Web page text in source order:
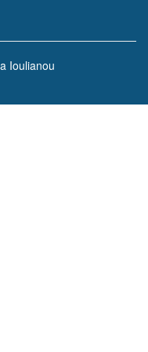
Ioulianou